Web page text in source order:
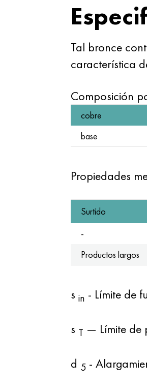
Tal bronce
característica
Composición
cobre
base
Propiedades
Surtido
-
Productos largos
s in - Límite de
s T — Límite de
d 5-